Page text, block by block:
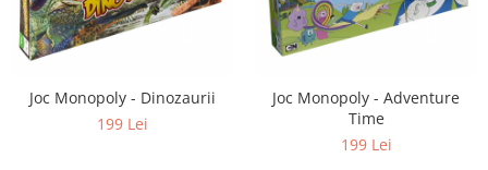
Joc Monopoly - Dinozaurii
199 Lei
Joc Monopoly - Adventure
Time
199 Lei